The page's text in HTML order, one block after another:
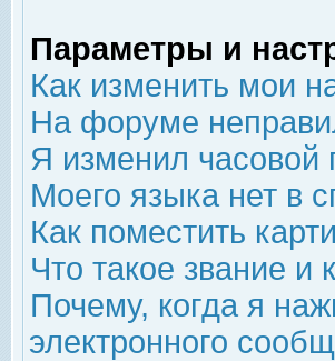
Параметры и
Как изменить мои
На форуме
Я изменил часовой
Моего языка нет в
Как поместить
Что такое звание и
Почему, когда я
электронного